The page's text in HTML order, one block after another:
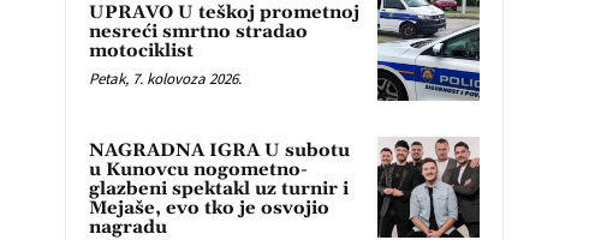
UPRAVO U teškoj prometnoj
nesreći smrtno stradao
motociklist
Petak, 7. kolovoza 2026.
NAGRADNA IGRA U subotu
u Kunovcu nogometno-
glazbeni spektakl uz turnir i
Mejaše, evo tko je osvojio
nagradu